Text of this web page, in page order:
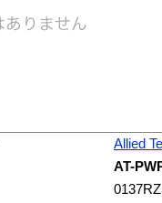
Allied
AT-